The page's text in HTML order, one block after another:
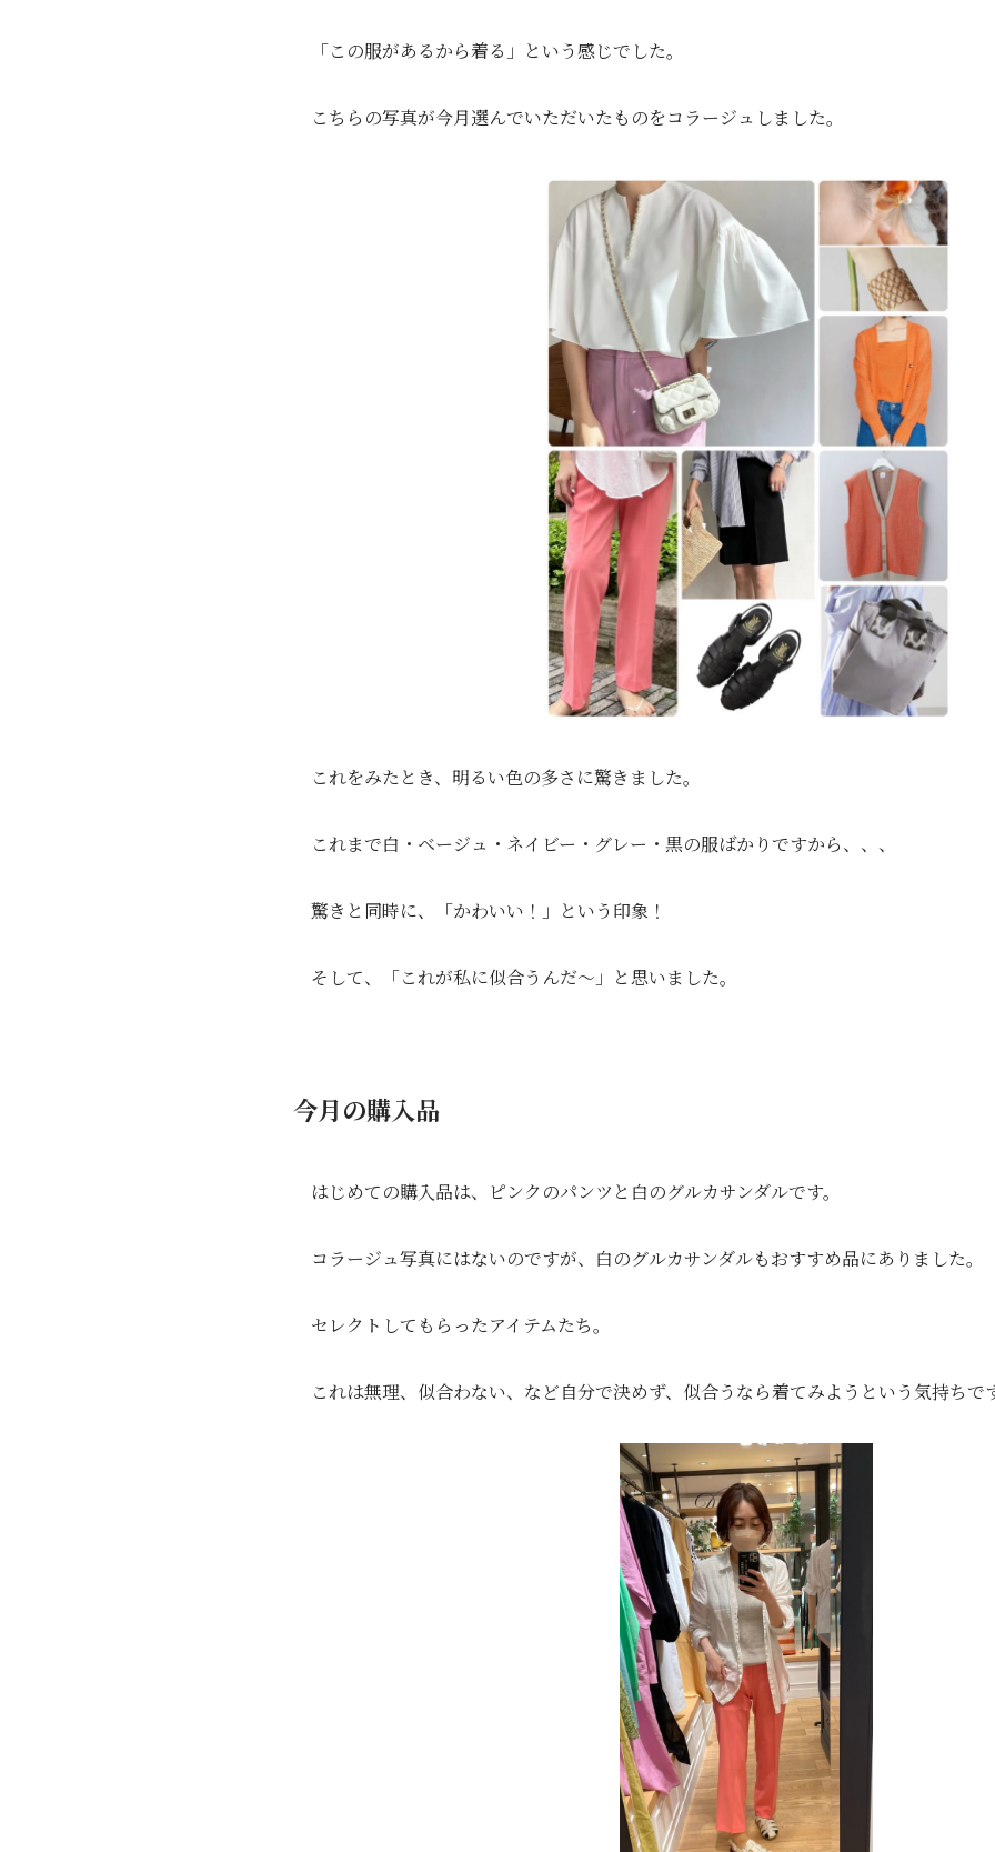
「この服があるから着る」という感じでした。
こちらの写真が今月選んでいただいたものをコラージュしました。
これをみたとき、明るい色の多さに驚きました。
これまで白・ベージュ・ネイビー・グレー・黒の服ばかりですから、、、
驚きと同時に、「かわいい！」という印象！
そして、「これが私に似合うんだ～」と思いました。
今月の購入品
はじめての購入品は、ピンクのパンツと白のグルカサンダルです。
コラージュ写真にはないのですが、白のグルカサンダルもおすすめ品にありました。
セレクトしてもらったアイテムたち。
これは無理、似合わない、など自分で決めず、似合うなら着てみようという気持ちで